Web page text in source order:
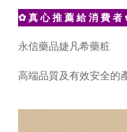
✿ 真 心 推 薦 給 消 費 者
永信藥品婕凡希藥粧
高端品質及有效安全的